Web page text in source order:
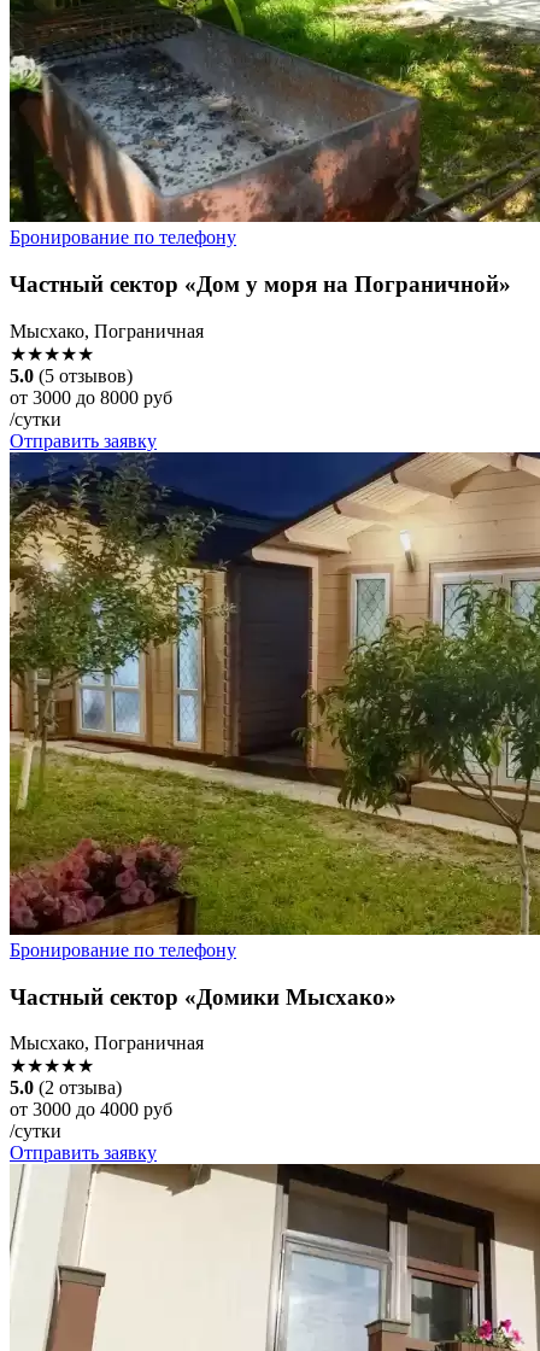
Бронирование по телефону
Частный сектор «Дом у моря на Пограничной»
Мысхако, Пограничная
★★★★★
5.0 (5 отзывов)
от 3000 до 8000 руб
/сутки
Отправить заявку
Бронирование по телефону
Частный сектор «Домики Мысхако»
Мысхако, Пограничная
★★★★★
5.0 (2 отзыва)
от 3000 до 4000 руб
/сутки
Отправить заявку